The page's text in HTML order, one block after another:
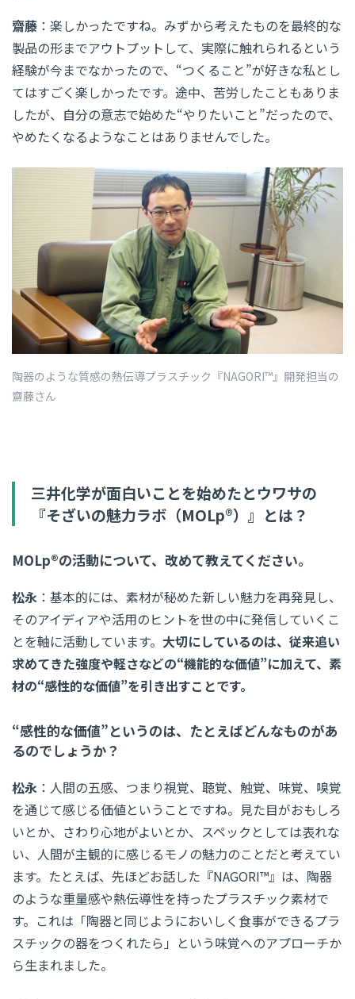
齋藤 ：楽しかったですね。みずから考えたものを最終的な
製品の形までアウトプットして、実際に触れられるという
経験が今までなかったので、“つくること”が好きな私とし
てはすごく楽しかったです。途中、苦労したこともありま
したが、自分の意志で始めた“やりたいこと”だったので、
やめたくなるようなことはありませんでした。
陶器のような質感の熱伝導プラスチック『NAGORI™』開発担当の
齋藤さん
三井化学が面白いことを始めたとウワサの
『そざいの魅力ラボ（MOLp®）』とは？
MOLp®の活動について、改めて教えてください。
松永 ：基本的には、素材が秘めた新しい魅力を再発見し、
そのアイディアや活用のヒントを世の中に発信していくこ
とを軸に活動しています。 大切にしているのは、従来追い
求めてきた強度や軽さなどの“機能的な価値”に加えて、素
材の“感性的な価値”を引き出すことです。
“感性的な価値”というのは、たとえばどんなものがあ
るのでしょうか？
松永 ：人間の五感、つまり視覚、聴覚、触覚、味覚、嗅覚
を通じて感じる価値ということですね。見た目がおもしろ
いとか、さわり心地がよいとか、スペックとしては表れな
い、人間が主観的に感じるモノの魅力のことだと考えてい
ます。たとえば、先ほどお話した『NAGORI™』は、陶器
のような重量感や熱伝導性を持ったプラスチック素材で
す。これは「陶器と同じようにおいしく食事ができるプラ
スチックの器をつくれたら」という味覚へのアプローチか
ら生まれました。